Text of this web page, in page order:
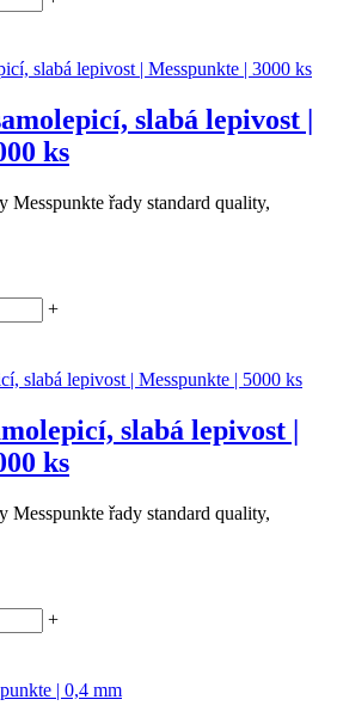
slabá lepivost |
ks
Messpunkte řady standard quality,
+
slabá lepivost |
ks
Messpunkte řady standard quality,
+